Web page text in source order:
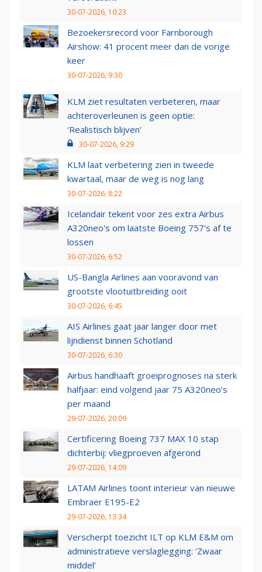
30-07-2026, 10:23
Bezoekersrecord voor Farnborough
Airshow: 41 procent meer dan de vorige
keer
30-07-2026, 9:30
KLM ziet resultaten verbeteren, maar
achteroverleunen is geen optie:
‘Realistisch blijven’
30-07-2026, 9:29
KLM laat verbetering zien in tweede
kwartaal, maar de weg is nog lang
30-07-2026, 8:22
Icelandair tekent voor zes extra Airbus
A320neo's om laatste Boeing 757's af te
lossen
30-07-2026, 6:52
US-Bangla Airlines aan vooravond van
grootste vlootuitbreiding ooit
30-07-2026, 6:45
AIS Airlines gaat jaar langer door met
lijndienst binnen Schotland
30-07-2026, 6:30
Airbus handhaaft groeiprognoses na sterk
halfjaar: eind volgend jaar 75 A320neo’s
per maand
29-07-2026, 20:09
Certificering Boeing 737 MAX 10 stap
dichterbij: vliegproeven afgerond
29-07-2026, 14:09
LATAM Airlines toont interieur van nieuwe
Embraer E195-E2
29-07-2026, 13:34
Verscherpt toezicht ILT op KLM E&M om
administratieve verslaglegging: ‘Zwaar
middel’